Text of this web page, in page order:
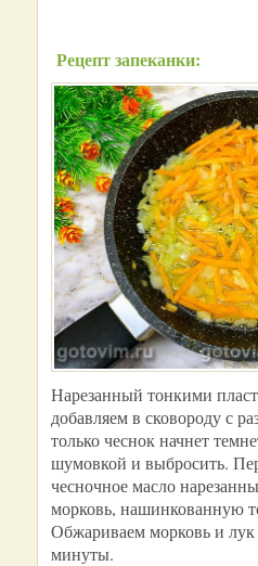
Рецепт запеканки:
Нарезанный тонкими
добавляем в сковороду с
только чеснок начнет
шумовкой и выбросить.
чесночное масло
морковь, нашинкованную
Обжариваем морковь и
минуты.